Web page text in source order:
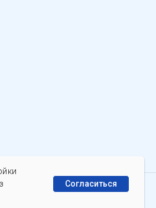
Согласиться
«Калуга. Астрал»